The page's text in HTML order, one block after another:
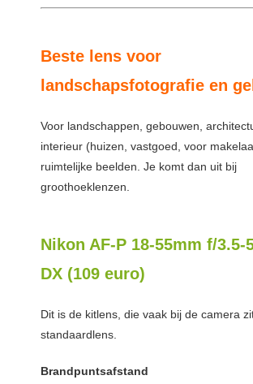
Beste lens voor
landschapsfotografie en
Voor landschappen, gebouwen,
interieur (huizen, vastgoed, voor
ruimtelijke beelden. Je komt dan uit bij
groothoeklenzen.
Nikon AF-P 18-55mm f/3.5-
DX (109 euro)
Dit is de kitlens, die vaak bij de camera
standaardlens.
Brandpuntsafstand